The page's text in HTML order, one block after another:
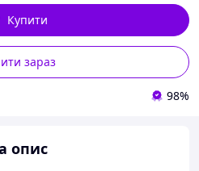
зараз
Купити
98%
опис